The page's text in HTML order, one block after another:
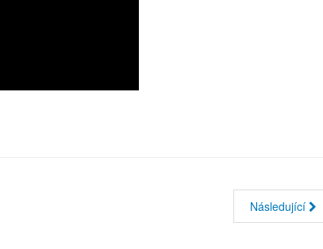
Následující